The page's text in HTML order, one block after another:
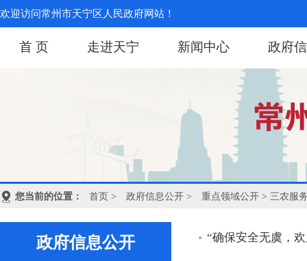
欢迎访问常州市天宁区人民政府网站！
首 页 走进天宁 新闻中心 政府
您当前的位置： 首页 > 政府信息公开 > 重点领域公开 > 三农服
政府信息公开 “确保安全无虞，